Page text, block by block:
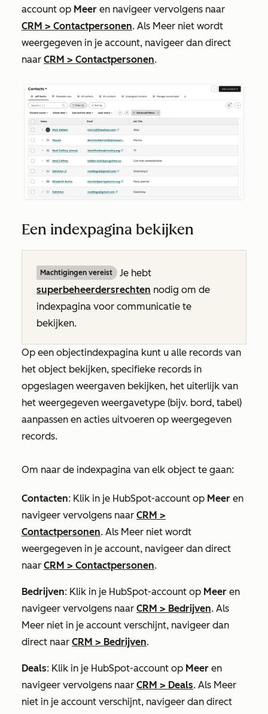
account op Meer en navigeer vervolgens naar
CRM > Contactpersonen. Als Meer niet wordt
weergegeven in je account, navigeer dan direct
naar CRM > Contactpersonen.
Een indexpagina bekijken
Machtigingen vereist
Je hebt
superbeheerdersrechten nodig om de
indexpagina voor communicatie te
bekijken.
Op een objectindexpagina kunt u alle records van
het object bekijken, specifieke records in
opgeslagen weergaven bekijken, het uiterlijk van
het weergegeven weergavetype (bijv. bord, tabel)
aanpassen en acties uitvoeren op weergegeven
records.
Om naar de indexpagina van elk object te gaan:
Contacten: Klik in je HubSpot-account op Meer en
navigeer vervolgens naar CRM >
Contactpersonen. Als Meer niet wordt
weergegeven in je account, navigeer dan direct
naar CRM > Contactpersonen.
Bedrijven: Klik in je HubSpot-account op Meer en
navigeer vervolgens naar CRM > Bedrijven. Als
Meer niet in je account verschijnt, navigeer dan
direct naar CRM > Bedrijven.
Deals: Klik in je HubSpot-account op Meer en
navigeer vervolgens naar CRM > Deals. Als Meer
niet in je account verschijnt, navigeer dan direct